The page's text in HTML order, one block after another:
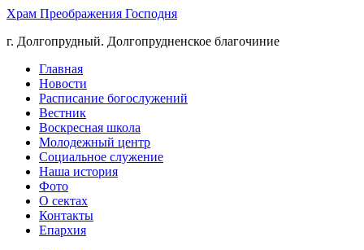
Храм Преображения Господня
г. Долгопрудный. Долгопрудненское благочиние
Главная
Новости
Расписание богослужений
Вестник
Воскресная школа
Молодежный центр
Социальное служение
Наша история
Фото
О сектах
Контакты
Епархия